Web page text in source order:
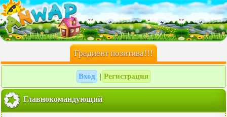
Градиент позитива!!!
Вход Регистрация
Главнокомандующий